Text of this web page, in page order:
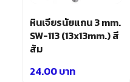
หินเจียรนัยแกน 3 mm.
SW-113 (13x13mm.) สี
ส้ม
24.00บาท